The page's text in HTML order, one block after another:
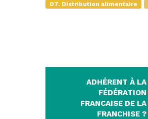
07. Distribution alimentaire
ADHÉRENT À LA
FÉDÉRATION
FRANCAISE DE LA
FRANCHISE ?